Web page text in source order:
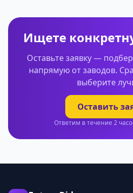
Ищете
Оставьте заявку —
напрямую от заводов.
выберите
Оставить
Ответим в течение 2